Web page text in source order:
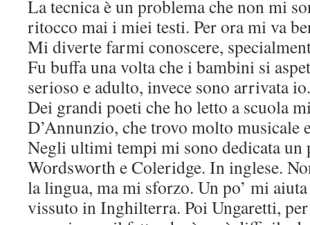
La tecnica è un problema che non mi
ritocco mai i miei testi. Per ora mi va
Mi diverte farmi conoscere,
Fu buffa una volta che i bambini si
serioso e adulto, invece sono arrivata io.
Dei grandi poeti che ho letto a scuola
D’Annunzio, che trovo molto musicale
Negli ultimi tempi mi sono dedicata un
Wordsworth e Coleridge. In inglese.
la lingua, ma mi sforzo. Un po’ mi
vissuto in Inghilterra. Poi Ungaretti,